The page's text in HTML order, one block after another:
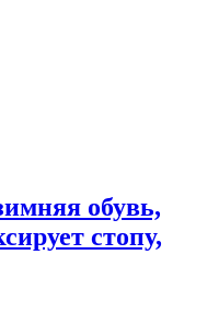
обувь,
стопу,